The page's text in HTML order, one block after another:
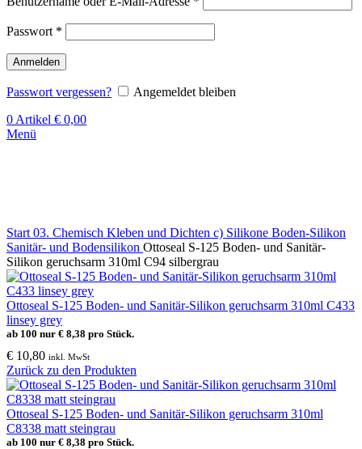
Passwort *
Anmelden
Passwort vergessen?
Angemeldet bleiben
0 Artikel € 0,00
Menü
Start 03. Chemisch Kleben und Dichten c) Silikone Boden-Silikon
Sanitär- und Bodensilikon Ottoseal S-125 Boden- und Sanitär-
Silikon geruchsarm 310ml C94 silbergrau
Ottoseal S-125 Boden- und Sanitär-Silikon geruchsarm 310ml C433
linsey grey
ab 100 nur € 8,38 pro Stück.
€ 10,80 inkl. MwSt
Zurück zu den Produkten
Ottoseal S-125 Boden- und Sanitär-Silikon geruchsarm 310ml
C8338 matt steingrau
ab 100 nur € 8,38 pro Stück.